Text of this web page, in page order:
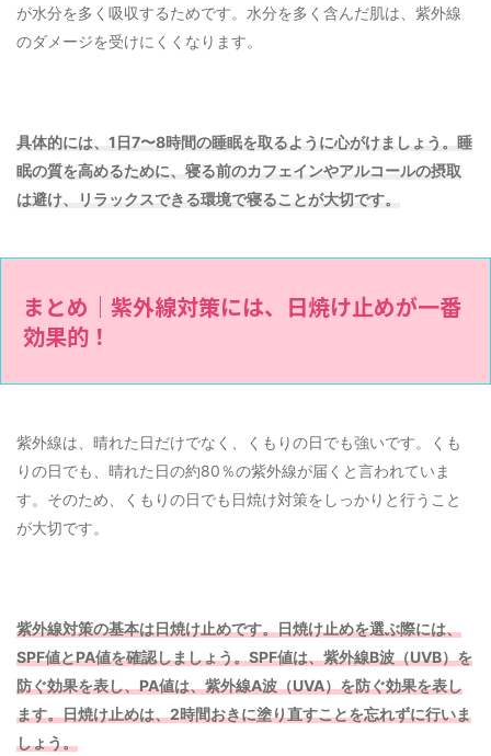
が水分を多く吸収するためです。水分を多く含んだ肌は、紫外線
のダメージを受けにくくなります。
具体的には、1日7〜8時間の睡眠を取るように心がけましょう。睡
眠の質を高めるために、寝る前のカフェインやアルコールの摂取
は避け、リラックスできる環境で寝ることが大切です。
まとめ ｜紫外線対策には、日焼け止めが一番
効果的！
紫外線は、晴れた日だけでなく、くもりの日でも強いです。くも
りの日でも、晴れた日の約80％の紫外線が届くと言われていま
す。そのため、くもりの日でも日焼け対策をしっかりと行うこと
が大切です。
紫外線対策の基本は日焼け止めです。日焼け止めを選ぶ際には、
SPF値とPA値を確認しましょう。SPF値は、紫外線B波（UVB）を
防ぐ効果を表し、PA値は、紫外線A波（UVA）を防ぐ効果を表し
ます。日焼け止めは、2時間おきに塗り直すことを忘れずに行いま
しょう。